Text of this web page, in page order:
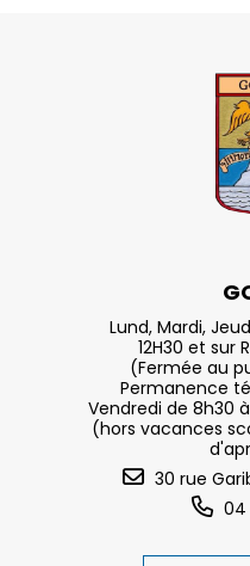
Lund, Mardi,
12H30 et sur
(Fermée au
Permanence
Vendredi de 8h30 à
(hors vacances
30 rue
04